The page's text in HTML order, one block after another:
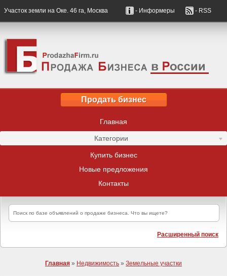
Участок земли на Оке. 46 га, Москва - Информеры - RSS
Продать бизнес
Главная
Категории
Купить бизнес
Новые предложения
Контакты
Расширенный поиск
Главная » Недвижимость » Земельные участки